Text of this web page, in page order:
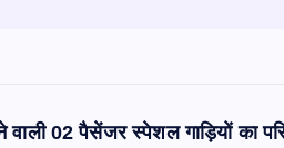
वाली 02 पैसेंजर स्पेशल गाड़ियों का